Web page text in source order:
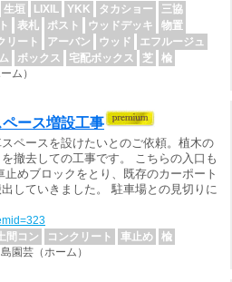
生垣 LIXIL YKK タカショー
三協
表札 ポスト ウッドデッキ
物置
リート アーバン ウッド
エフルージュ
ボックス 宅配ボックス 芝
楡
ム）
ース増設工事
ペースを設けたいとのご依頼。植木の
撤去しての工事です。 こちらの入口も
めブロックをとり、既存のカーポート
していきました。 駐車場との見切りに
間コン コンクリート 車止め
楡
園芸（ホーム）